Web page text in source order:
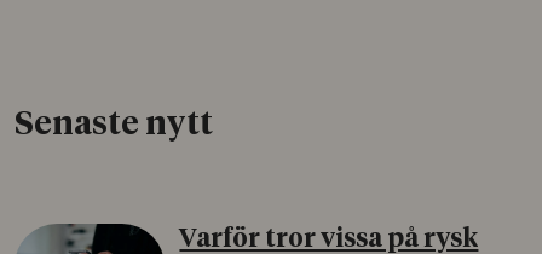
Senaste nytt
Varför tror vissa på rysk